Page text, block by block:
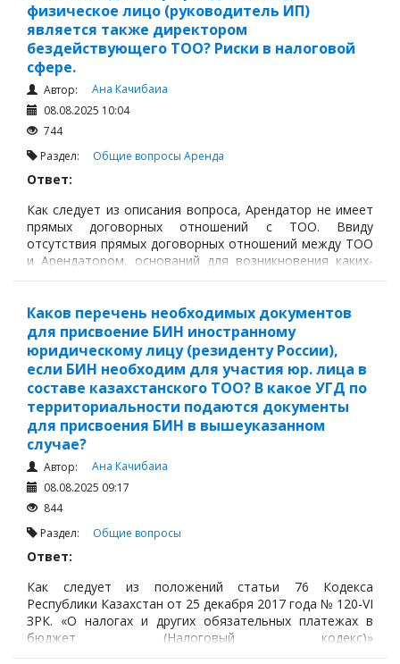
физическое лицо (руководитель ИП)
является также директором
бездействующего ТОО? Риски в налоговой
сфере.
Автор:
Ана Качибаиа
08.08.2025 10:04
744
Раздел: Общие вопросы Аренда
Ответ:
Как следует из описания вопроса, Арендатор не имеет
прямых договорных отношений с ТОО. Ввиду
отсутствия прямых договорных отношений между ТОО
и Арендатором, оснований для возникновения каких-
либо рисков со стороны ТОО не усматриваются.
Каков перечень необходимых документов
для присвоение БИН иностранному
юридическому лицу (резиденту России),
если БИН необходим для участия юр. лица в
составе казахстанского ТОО? В какое УГД по
территориальности подаются документы
для присвоения БИН в вышеуказанном
случае?
Автор:
Ана Качибаиа
08.08.2025 09:17
844
Раздел: Общие вопросы
Ответ:
Как следует из положений статьи 76 Кодекса
Республики Казахстан от 25 декабря 2017 года № 120-VI
ЗРК. «О налогах и других обязательных платежах в
бюджет (Налоговый кодекс)»
https://adilet.zan.kz/rus/docs/K1700000120и других